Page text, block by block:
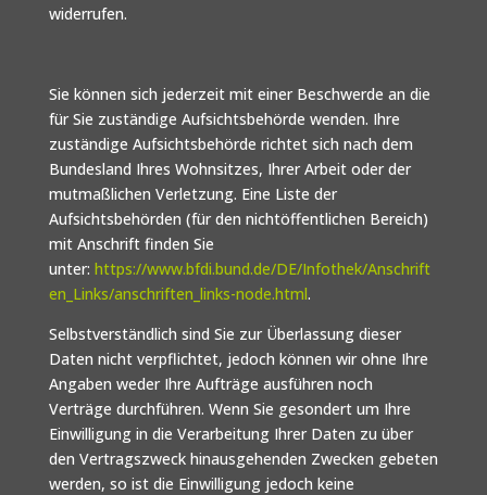
widerrufen.
Sie können sich jederzeit mit einer Beschwerde an die
für Sie zuständige Aufsichtsbehörde wenden. Ihre
zuständige Aufsichtsbehörde richtet sich nach dem
Bundesland Ihres Wohnsitzes, Ihrer Arbeit oder der
mutmaßlichen Verletzung. Eine Liste der
Aufsichtsbehörden (für den nichtöffentlichen Bereich)
mit Anschrift finden Sie
unter: https://www.bfdi.bund.de/DE/Infothek/Anschrift
en_Links/anschriften_links-node.html.
Selbstverständlich sind Sie zur Überlassung dieser
Daten nicht verpflichtet, jedoch können wir ohne Ihre
Angaben weder Ihre Aufträge ausführen noch
Verträge durchführen. Wenn Sie gesondert um Ihre
Einwilligung in die Verarbeitung Ihrer Daten zu über
den Vertragszweck hinausgehenden Zwecken gebeten
werden, so ist die Einwilligung jedoch keine